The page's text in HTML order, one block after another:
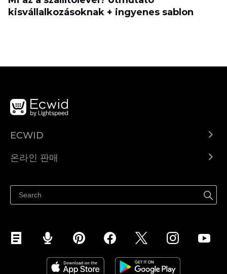
kisvállalkozásoknak + ingyenes sablon
ECWID
도움말 센터
온라인 판매
페이스북에서 판매하기
인스타그램에서 판매하기